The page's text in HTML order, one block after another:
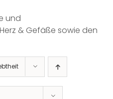
und
& Gefäße sowie den